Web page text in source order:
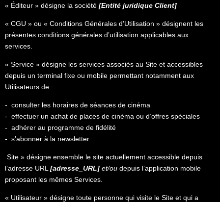
« Éditeur » désigne la société [Entité juridique Client]
« CGU » ou « Conditions Générales d’Utilisation » désignent les
présentes conditions générales d’utilisation applicables aux
services.
« Service » désigne les services associés au Site et accessibles
depuis un terminal fixe ou mobile permettant notamment aux
Utilisateurs de :
- consulter les horaires de séances de cinéma
- effectuer un achat de places de cinéma ou d’offres spéciales
- adhérer au programme de fidélité
- s’abonner à la newsletter
Site » désigne ensemble le site actuellement accessible depuis
l’adresse URL [adresse_URL] et/ou depuis l’application mobile
proposant les mêmes Services.
« Utilisateur » désigne toute personne qui visite le Site et qui a